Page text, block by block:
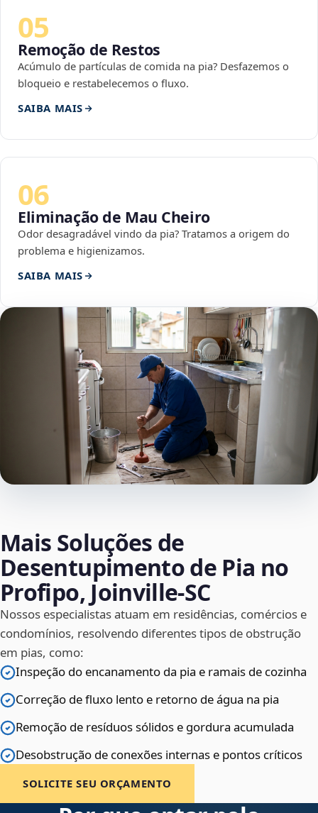
05
Remoção de Restos
Acúmulo de partículas de comida na pia? Desfazemos o
bloqueio e restabelecemos o fluxo.
SAIBA MAIS
06
Eliminação de Mau Cheiro
Odor desagradável vindo da pia? Tratamos a origem do
problema e higienizamos.
SAIBA MAIS
Mais Soluções de
Desentupimento de Pia no
Profipo, Joinville‑SC
Nossos especialistas atuam em residências, comércios e
condomínios, resolvendo diferentes tipos de obstrução
em pias, como:
Inspeção do encanamento da pia e ramais de cozinha
Correção de fluxo lento e retorno de água na pia
Remoção de resíduos sólidos e gordura acumulada
Desobstrução de conexões internas e pontos críticos
SOLICITE SEU ORÇAMENTO